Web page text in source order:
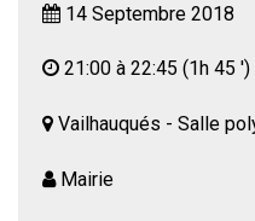
14 Septembre 2018
21:00 à 22:45 (1h 45 ')
Vailhauqués - Salle
Mairie